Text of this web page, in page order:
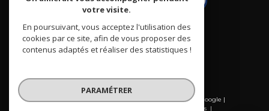
© 2026 | Tous droits réservés | Traduction powered by Google |
Mentions légales
votre visite.
En poursuivant, vous acceptez l'utilisation des
cookies par ce site, afin de vous proposer des
contenus adaptés et réaliser des statistiques !
PARAMÉTRER